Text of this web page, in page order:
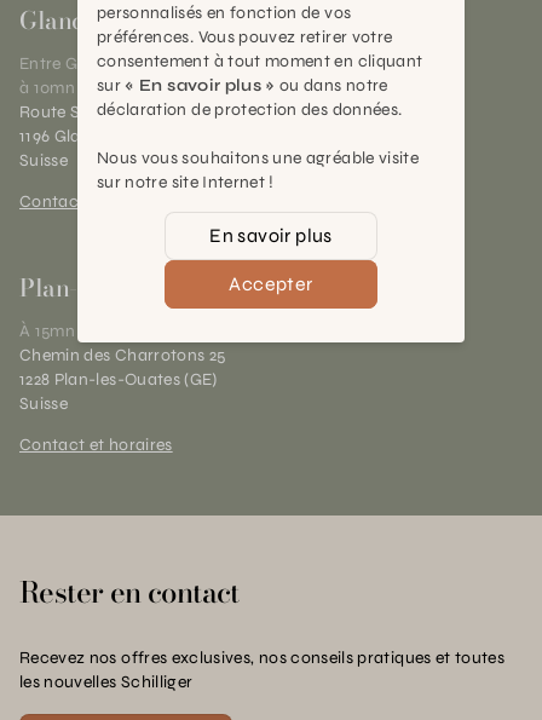
Gland
Entre Genève et Lausanne,
à 10mn de Nyon
Route Suisse 40
1196 Gland (VD)
Suisse
Contact et horaires
Plan-les-Ouates
À 15mn du centre de Genève
Chemin des Charrotons 25
1228 Plan-les-Ouates (GE)
Suisse
Contact et horaires
Rester en contact
Recevez nos offres exclusives, nos conseils pratiques et toutes
les nouvelles Schilliger
personnalisés en fonction de vos
préférences. Vous pouvez retirer votre
consentement à tout moment en cliquant
sur « En savoir plus » ou dans notre
déclaration de protection des données.
Nous vous souhaitons une agréable visite
sur notre site Internet !
En savoir plus
Accepter